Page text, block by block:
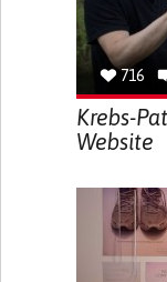
716
Krebs-
Website